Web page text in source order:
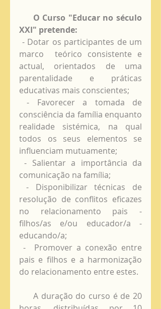
XXI" pretende:
marco  teórico consistente e
actual, orientados de uma
parentalidade e práticas
educativas mais conscientes;
- Favorecer a tomada de
consciência da família enquanto
realidade sistémica, na qual
todos os seus elementos se
influenciam mutuamente;
- Salientar a importância da
comunicação na família;
resolução de conflitos eficazes
no relacionamento pais -
filhos/as e/ou educador/a -
educando/a;
-  Promover a conexão entre
pais e filhos e a harmonização
do relacionamento entre estes.
     A duração do curso é de 20